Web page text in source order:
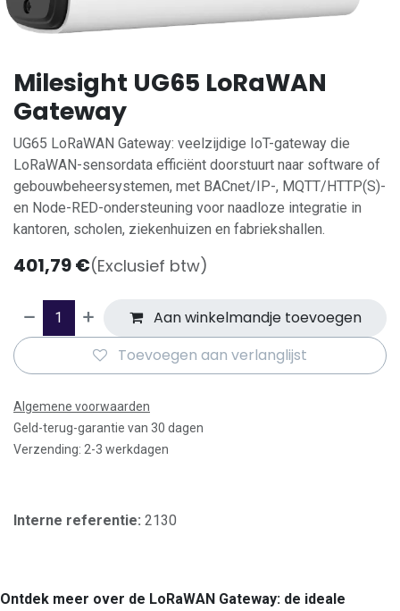
Milesight UG65 LoRaWAN
Gateway
UG65 LoRaWAN Gateway: veelzijdige IoT-gateway die
LoRaWAN-sensordata efficiënt doorstuurt naar software of
gebouwbeheersystemen, met BACnet/IP-, MQTT/HTTP(S)-
en Node-RED-ondersteuning voor naadloze integratie in
kantoren, scholen, ziekenhuizen en fabriekshallen.
401,79€(Exclusief btw)
Aan winkelmandje toevoegen
Toevoegen aan verlanglijst
Algemene voorwaarden
Geld-terug-garantie van 30 dagen
Verzending: 2-3 werkdagen
Interne referentie: 2130
Ontdek meer over de LoRaWAN Gateway: de ideale